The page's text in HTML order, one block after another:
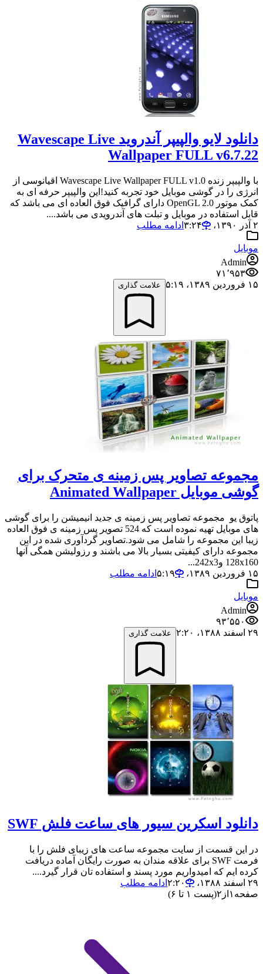
دانلود لایو والپیپر آندروید Wavescape Live
Wallpaper FULL v6.7.22
با والپیپر زنده Wavescape Live Wallpaper FULL v1.0 اقیانوسی از
انرژی را در گوشی موبایل خود تجربه کنید!این والپیپر حرفه ای به
کمک موتور OpenGL 2.0 دارای گرافیک فوق العاده ای می باشد که
قابل استفاده در موبایل و تبلت های آندرویدی می باشد....
۲ آذر ۱۳۹۰،‏ ۳:۲۴
ادامه مطلب
موبایل
Admin
۷۱٬۹۵۳
۱۵ فروردین ۱۳۸۹،‏ ۵:۱۹
علامت گذاری
مجموعه تصاویر پس زمینه ی متحرک برای
گوشی موبایل Animated Wallpaper
پاتوق یو مجموعه تصاویر پس زمینه ی جدید انیمیشن را برای گوشی
های موبایل تهیه نموده است که 524 تصویر پس زمینه ی فوق العاده
زیبا این مجموعه را شامل می شود.تصاویر گردآوری شده در این
مجموعه دارای کیفیتی بسیار بالا می باشند و رزولیشن همگی آنها
128x160 و242x3...
۱۵ فروردین ۱۳۸۹،‏ ۵:۱۹
ادامه مطلب
موبایل
Admin
۹۳٬۵۵۰
۲۹ اسفند ۱۳۸۸،‏ ۲:۲۰
علامت گذاری
دانلود اسکرین سیور های ساعت فلش SWF
در این قسمت از سایت مجموعه ساعت های زیبای فلش را با
فرمت SWF برای علاقه مندان به صورت رایگان آماده دریافت
کرده ایم که امیدواریم مورد پسند و استفاده تان قرار گیرد....
۲۹ اسفند ۱۳۸۸،‏ ۲:۲۰
ادامه مطلب
صفحه ۱ از ۲(پست ۱ تا ۶)